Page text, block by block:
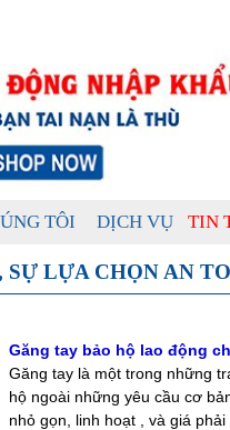
TÔI DỊCH VỤ TIN
LỰA CHỌN AN
Găng tay bảo hộ lao động
Găng tay là một trong những
hộ ngoài những yêu cầu cơ
nhỏ gọn, linh hoạt , và giá